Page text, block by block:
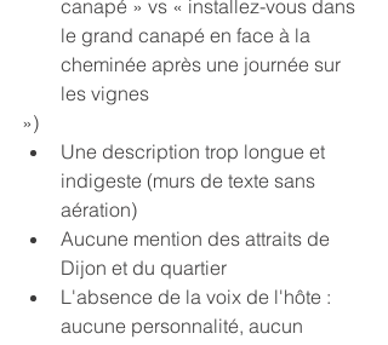
canapé » vs « installez-vous dans
le grand canapé en face à la
cheminée après une journée sur
les vignes
»)
﻿﻿Une description trop longue et
indigeste (murs de texte sans
aération)
﻿﻿Aucune mention des attraits de
Dijon et du quartier
﻿﻿L'absence de la voix de l'hôte :
aucune personnalité, aucun